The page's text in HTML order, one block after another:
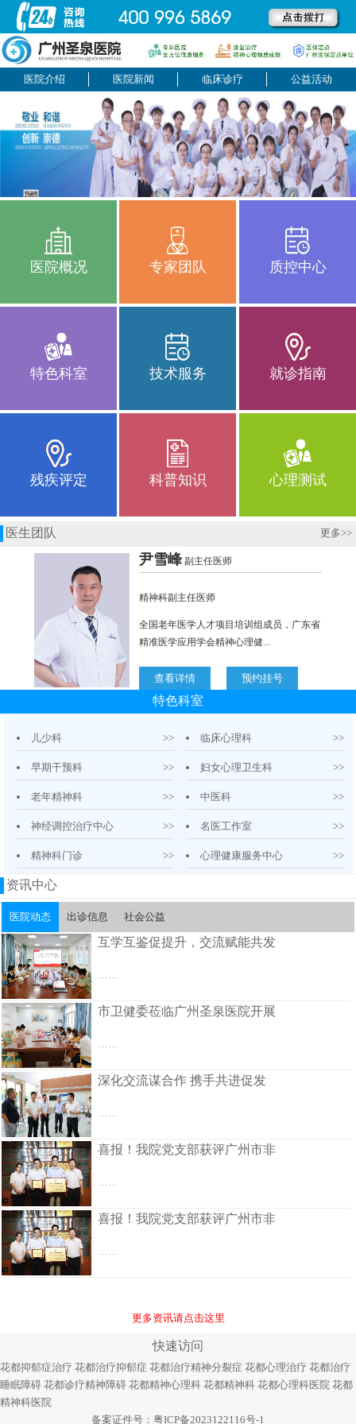
医院介绍 医院新闻 临床诊疗 公益活动
医院概况 专家团队 质控中心
特色科室 技术服务 就诊指南
残疾评定 科普知识 心理测试
医生团队 更多>>
特色科室
儿少科 >> 临床心理科 >>
早期干预科 >> 妇女心理卫生科 >>
老年精神科 >> 中医科 >>
神经调控治疗中心 >> 名医工作室 >>
精神科门诊 >> 心理健康服务中心 >>
资讯中心
医院动态 出诊信息 社会公益
互学互鉴促提升，交流赋能共发
……
市卫健委莅临广州圣泉医院开展
……
深化交流谋合作 携手共进促发
……
喜报！我院党支部获评广州市非
……
喜报！我院党支部获评广州市非
……
更多资讯请点击这里
快速访问
花都抑郁症治疗 花都治疗抑郁症 花都治疗精神分裂症 花都心理治疗 花都治疗
睡眠障碍 花都诊疗精神障碍 花都精神心理科 花都精神科 花都心理科医院 花都
精神科医院
备案证件号： 粤ICP备2023122116号-1